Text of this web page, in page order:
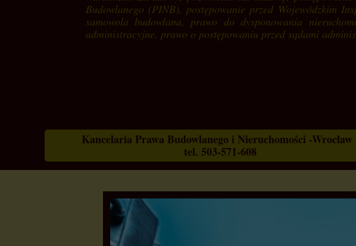
Kancelaria Prawa Budowlanego i Nieruchomości -Wrocław
tel. 503-571-608
Budowlanego (PINB), postępowanie przed Wojewódzkim
samowola budowlana, prawo do dysponowania
administracyjne, prawo o postępowaniu przed sądami